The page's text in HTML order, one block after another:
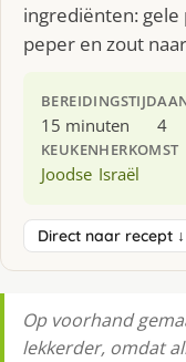
ingrediënten: gele
peper en zout
BEREIDINGSTIJD
15 minuten 4
KEUKEN
Joodse
HERKOMST
Israël
Direct naar recept ↓
Op voorhand
lekkerder, omdat